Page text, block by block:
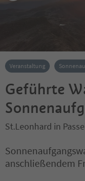
Veranstaltung
Geführte
St.Leonhard in
anschließendem